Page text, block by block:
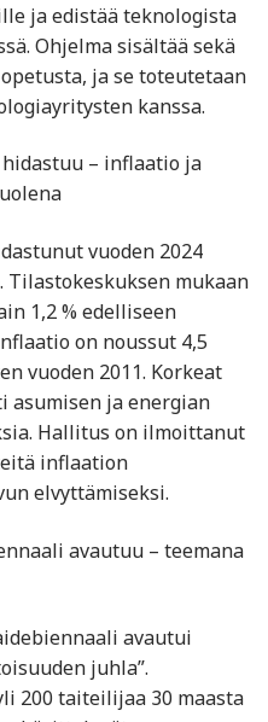
ja edistää teknologista
Ohjelma sisältää sekä
ja se toteutetaan
kanssa.
– inflaatio ja
vuoden 2024
mukaan
1,2 % edelliseen
on noussut 4,5
vuoden 2011. Korkeat
asumisen ja energian
Hallitus on ilmoittanut
inflaation
elvyttämiseksi.
avautuu – teemana
avautui
juhla”.
200 taiteilijaa 30 maasta